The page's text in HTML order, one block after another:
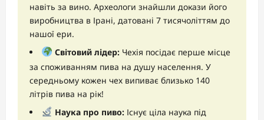
навіть за вино. Археологи знайшли докази його
виробництва в Ірані, датовані 7 тисячоліттям до
нашої ери.
Світовий лідер: Чехія посідає перше місце
за споживанням пива на душу населення. У
середньому кожен чех випиває близько 140
літрів пива на рік!
Наука про пиво: Існує ціла наука під